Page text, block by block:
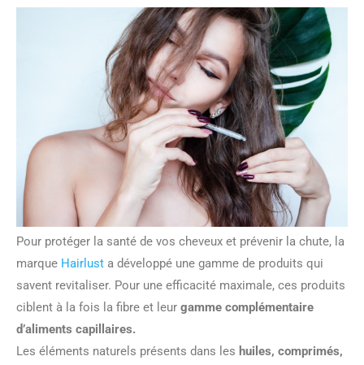
Pour protéger la santé de vos cheveux et prévenir la chute, la
marque Hairlust a développé une gamme de produits qui
savent revitaliser. Pour une efficacité maximale, ces produits
ciblent à la fois la fibre et leur gamme complémentaire
d’aliments capillaires.
Les éléments naturels présents dans les huiles, comprimés,